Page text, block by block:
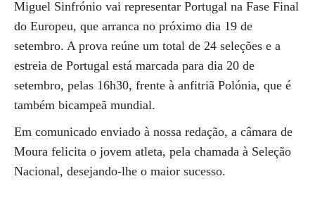
Miguel Sinfrónio vai representar Portugal na Fase Final
do Europeu, que arranca no próximo dia 19 de
setembro. A prova reúne um total de 24 seleções e a
estreia de Portugal está marcada para dia 20 de
setembro, pelas 16h30, frente à anfitriã Polónia, que é
também bicampeã mundial.
Em comunicado enviado à nossa redação, a câmara de
Moura felicita o jovem atleta, pela chamada à Seleção
Nacional, desejando-lhe o maior sucesso.